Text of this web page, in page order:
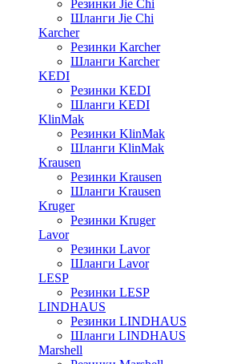
Резинки Jie Chi
Шланги Jie Chi
Karcher
Резинки Karcher
Шланги Karcher
KEDI
Резинки KEDI
Шланги KEDI
KlinMak
Резинки KlinMak
Шланги KlinMak
Krausen
Резинки Krausen
Шланги Krausen
Kruger
Резинки Kruger
Lavor
Резинки Lavor
Шланги Lavor
LESP
Резинки LESP
LINDHAUS
Резинки LINDHAUS
Шланги LINDHAUS
Marshell